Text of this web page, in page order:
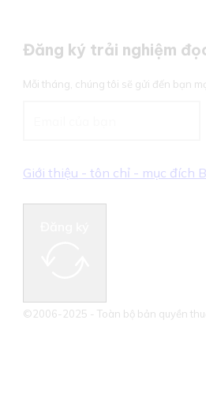
Đăng ký trải nghiệm
Mỗi tháng, chúng tôi sẽ gửi đến bạn
Giới thiệu - tôn chỉ - mục đích
©2006-2025 - Toàn bộ bản quyền